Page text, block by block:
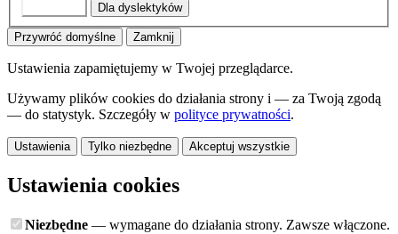
Dla dyslektyków
Przywróć domyślne Zamknij
Ustawienia zapamiętujemy w Twojej przeglądarce.
Używamy plików cookies do działania strony i — za Twoją zgodą
— do statystyk. Szczegóły w polityce prywatności.
Ustawienia Tylko niezbędne Akceptuj wszystkie
Ustawienia cookies
Niezbędne — wymagane do działania strony. Zawsze włączone.